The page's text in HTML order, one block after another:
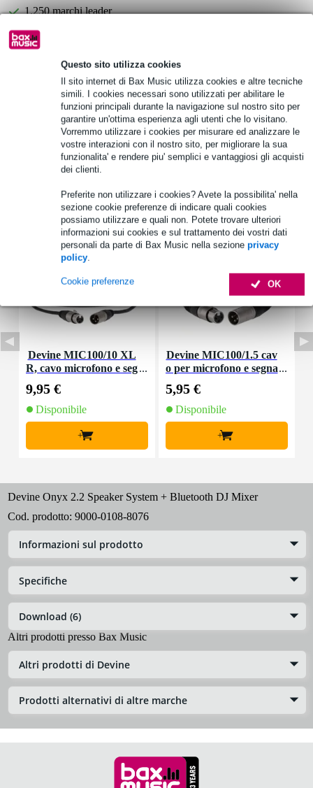
Questo sito utilizza cookies
Il sito internet di Bax Music utilizza cookies e altre tecniche
simili. I cookies necessari sono utilizzati per abilitare le
funzioni principali durante la navigazione sul nostro sito per
garantire un'ottima esperienza agli utenti che lo visitano.
Vorremmo utilizzare i cookies per misurare ed analizzare le
vostre interazioni con il nostro sito, per migliorare la sua
funzionalita' e rendere piu' semplici e vantaggiosi gli acquisti
dei clienti.
Preferite non utilizzare i cookies? Avete la possibilita' nella
sezione cookie preferenze di indicare quali cookies
possiamo utilizzare e quali non. Potete trovare ulteriori
informazioni sui cookies e sul trattamento dei vostri dati
personali da parte di Bax Music nella sezione privacy
policy.
OK
Cookie preferenze
1.250 marchi leader
Informazioni sul prodotto
Specifiche complete
Vedi anche (1)
Accessori (47)
Devine MIC100/10 XL
R, cavo microfono e seg
9,95 €
Disponibile
+
Devine MIC100/1.5 cav
o per microfono e segna
5,95 €
Disponibile
+
Devine Onyx 2.2 Speaker System + Bluetooth DJ Mixer
Cod. prodotto: 9000-0108-8076
Informazioni sul prodotto
Specifiche
Download (6)
Altri prodotti presso Bax Music
Altri prodotti di Devine
Prodotti alternativi di altre marche